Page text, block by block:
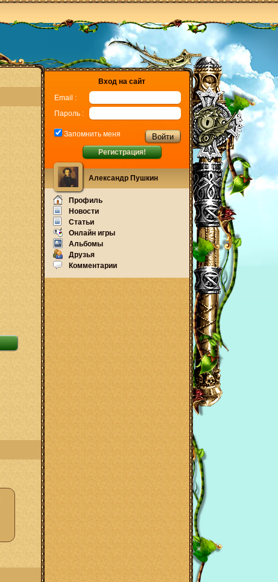
Вход на сайт
Email :
Пароль :
Запомнить меня
Регистрация!
Александр Пушкин
Профиль
Новости
Статьи
Онлайн игры
Альбомы
Друзья
Комментарии